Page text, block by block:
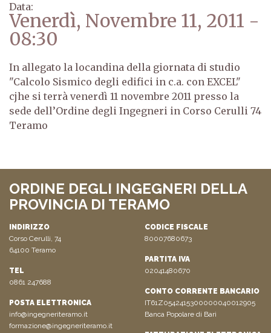
Data:
Venerdì, Novembre 11, 2011 -
08:30
In allegato la locandina della giornata di studio
"Calcolo Sismico degli edifici in c.a. con EXCEL"
cjhe si terrà venerdì 11 novembre 2011 presso la
sede dell’Ordine degli Ingegneri in Corso Cerulli 74
Teramo
ORDINE DEGLI INGEGNERI DELLA
PROVINCIA DI TERAMO
INDIRIZZO
Corso Cerulli, 74
64100 Teramo
TEL
0861 247688
POSTA ELETTRONICA
info@ingegneriteramo.it
formazione@ingegneriteramo.it
CODICE FISCALE
80007680673
PARTITA IVA
02041480670
CONTO CORRENTE BANCARIO
IT61Z0542415300000040012905
Banca Popolare di Bari